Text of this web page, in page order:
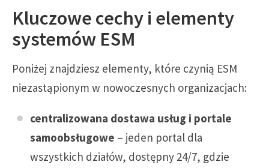
Kluczowe cechy i elementy
systemów ESM
Poniżej znajdziesz elementy, które czynią ESM
niezastąpionym w nowoczesnych organizacjach:
centralizowana dostawa usług i portale
samoobsługowe – jeden portal dla
wszystkich działów, dostępny 24/7, gdzie